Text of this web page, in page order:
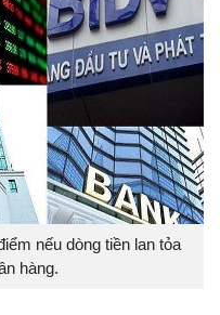
nếu dòng tiền lan tỏa
hàng.